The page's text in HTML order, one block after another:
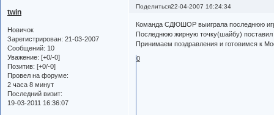
Поделиться22-04-2007 16:24:34
twin
Новичок
Зарегистрирован: 21-03-2007
Сообщений: 10
Уважение: [+0/-0]
Позитив: [+0/-0]
Провел на форуме:
2 часа 8 минут
Последний визит:
19-03-2011 16:36:07
Команда СДЮШОР выиграла последнюю
Последнюю жирную точку(шайбу)
Принимаем поздравления и готовимся к
0